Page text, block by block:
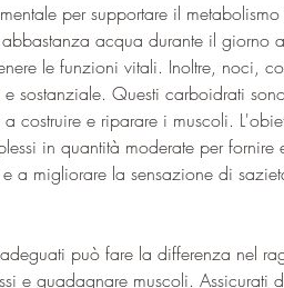
per supportare il
abbastanza acqua durante il giorno
le funzioni vitali. Inoltre, noci,
sostanziale. Questi carboidrati
costruire e riparare i muscoli.
in quantità moderate per
a migliorare la sensazione di
può fare la differenza nel
e guadagnare muscoli. Assicurati